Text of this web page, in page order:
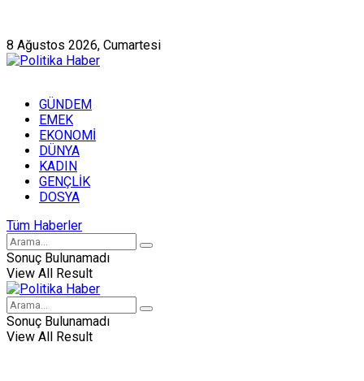
8 Ağustos 2026, Cumartesi
GÜNDEM
EMEK
EKONOMİ
DÜNYA
KADIN
GENÇLİK
DOSYA
Tüm Haberler
Sonuç Bulunamadı
View All Result
Sonuç Bulunamadı
View All Result